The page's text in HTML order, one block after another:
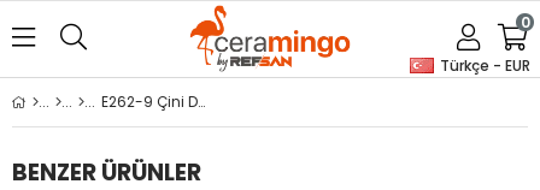
Türkçe - EUR
0
E262-9 Çini Desenli Sır Altı Dekal 6 cm
BENZER ÜRÜNLER